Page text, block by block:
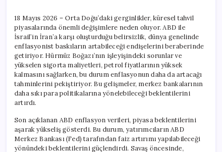
Faiz
Artışı
Beklentileri
Tırmanıyor
için
18 Mayıs 2026 – Orta Doğu’daki gerginlikler, küresel tahvil
piyasalarında önemli değişimlere neden oluyor. ABD ile
İsrail’in İran’a karşı oluşturduğu belirsizlik, dünya genelinde
enflasyonist baskıların artabileceği endişelerini beraberinde
getiriyor. Hürmüz Boğazı’nın işleyişindeki sorunlar ve
yükselen sigorta maliyetleri, petrol fiyatlarının yüksek
kalmasını sağlarken, bu durum enflasyonun daha da artacağı
tahminlerini pekiştiriyor. Bu gelişmeler, merkez bankalarının
daha sıkı para politikalarına yönelebileceği beklentilerini
artırdı.
Son açıklanan ABD enflasyon verileri, piyasa beklentilerini
aşarak yükseliş gösterdi. Bu durum, yatırımcıların ABD
Merkez Bankası (Fed) tarafından faiz artırımı yapılabileceği
yönündeki beklentilerini güçlendirdi. Savaş öncesinde,